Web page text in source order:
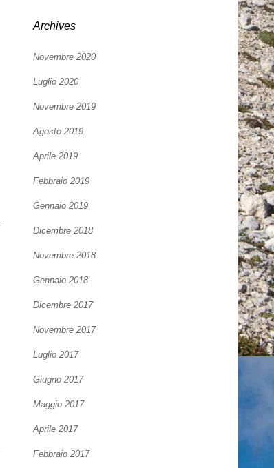
Archives
Novembre 2020
Luglio 2020
Novembre 2019
Agosto 2019
Aprile 2019
Febbraio 2019
Gennaio 2019
Dicembre 2018
Novembre 2018
Gennaio 2018
Dicembre 2017
Novembre 2017
Luglio 2017
Giugno 2017
Maggio 2017
Aprile 2017
Febbraio 2017